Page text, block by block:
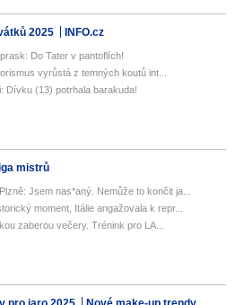
2025 INFO.cz
Do Tater v pantoflích!
vyrůstá z temných koutů int...
Dívku (13) potrhala barakuda!
mistrů
Jsem nas*aný. Nemůže to končit ja...
moment, Itálie angažovala k repr...
zaberou večery. Trénink pro LA...